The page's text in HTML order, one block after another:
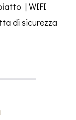
| WIFI
di sicurezza